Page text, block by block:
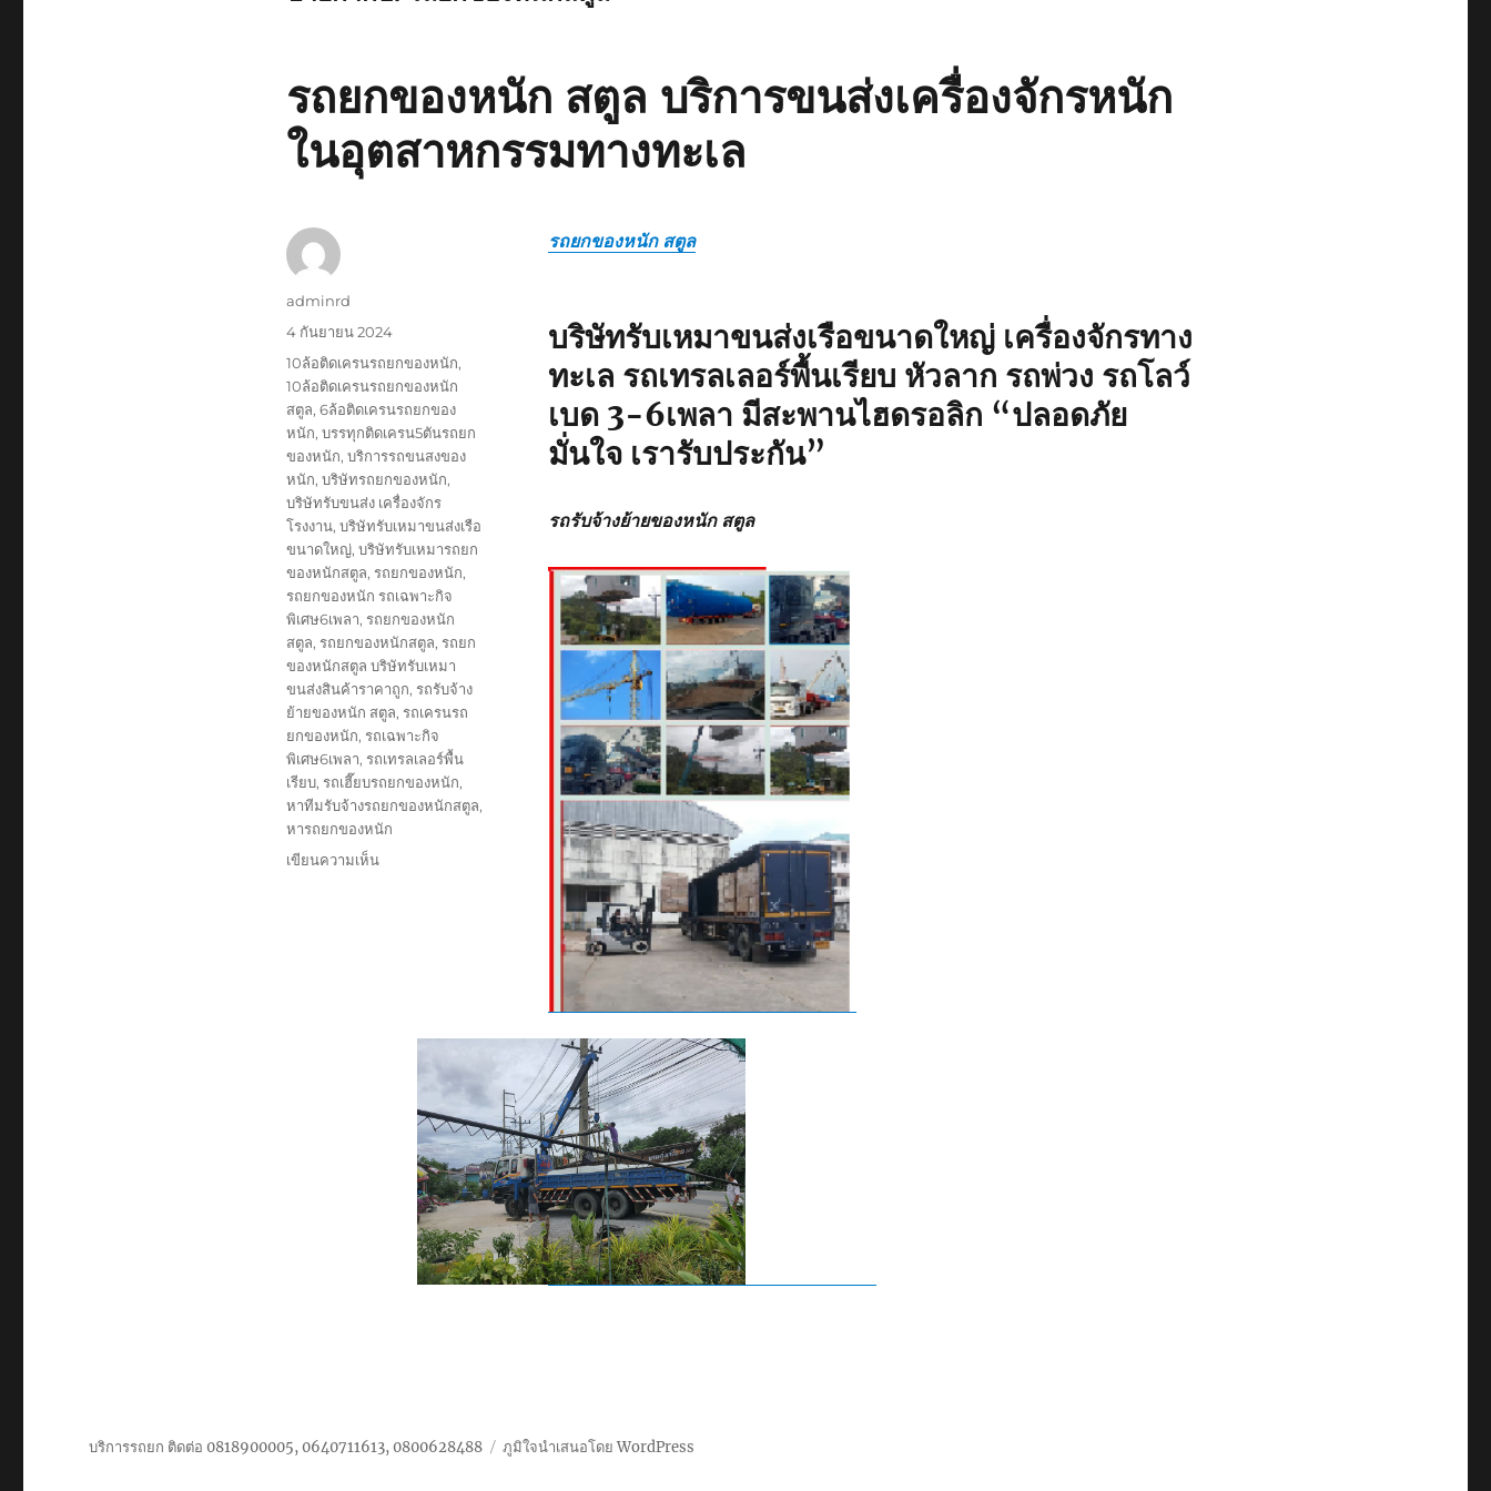
รถยกของหนัก สตูล บริการขนส่งเครื่องจักรหนัก
ในอุตสาหกรรมทางทะเล
รถยกของหนัก สตูล
บริษัทรับเหมาขนส่งเรือขนาดใหญ่ เครื่องจักรทาง
ทะเล รถเทรลเลอร์พื้นเรียบ หัวลาก รถพ่วง รถโลว์
เบด 3-6เพลา มีสะพานไฮดรอลิก “ปลอดภัย
มั่นใจ เรารับประกัน”
รถรับจ้างย้ายของหนัก สตูล
ผู้
เขียน
adminrd
เขียน
เมื่อ
4 กันยายน 2024
ป้าย
กำกับ
10ล้อติดเครนรถยกของหนัก,
10ล้อติดเครนรถยกของหนัก
สตูล, 6ล้อติดเครนรถยกของ
หนัก, บรรทุกติดเครน5ตันรถยก
ของหนัก, บริการรถขนสงของ
หนัก, บริษัทรถยกของหนัก,
บริษัทรับขนส่ง เครื่องจักร
โรงงาน, บริษัทรับเหมาขนส่งเรือ
ขนาดใหญ่, บริษัทรับเหมารถยก
ของหนักสตูล, รถยกของหนัก,
รถยกของหนัก รถเฉพาะกิจ
พิเศษ6เพลา, รถยกของหนัก
สตูล, รถยกของหนักสตูล, รถยก
ของหนักสตูล บริษัทรับเหมา
ขนส่งสินค้าราคาถูก, รถรับจ้าง
ย้ายของหนัก สตูล, รถเครนรถ
ยกของหนัก, รถเฉพาะกิจ
พิเศษ6เพลา, รถเทรลเลอร์พื้น
เรียบ, รถเฮี๊ยบรถยกของหนัก,
หาทีมรับจ้างรถยกของหนักสตูล,
หารถยกของหนัก
เขียนความเห็นบน
อุตสาหกรรม
บริการรถยก ติดต่อ 0818900005, 0640711613, 0800628488 ภูมิใจนำเสนอโดย WordPress